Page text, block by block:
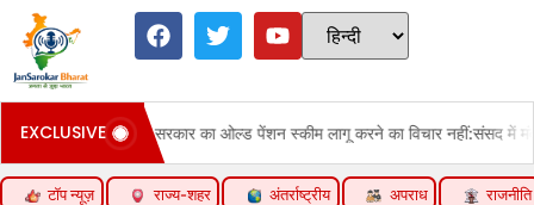
EXCLUSIVE
सरकार का ओल्ड पेंशन स्कीम लागू करने का विचार नहीं:संसद में मंत्रालय ने कहा-
टॉप न्यूज़ राज्य-शहर अंतर्राष्ट्रीय अपराध राजनीति